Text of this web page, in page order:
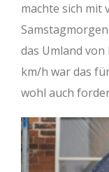
machte sich mit
das Umland von
km/h war das
wohl auch